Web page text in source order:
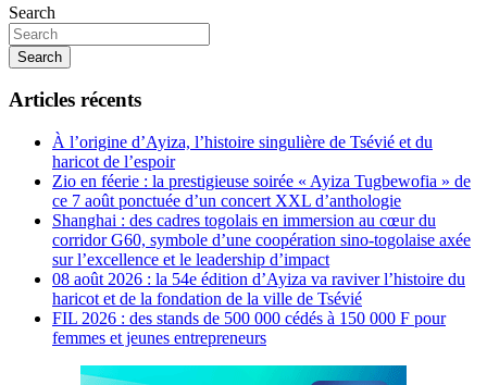
Search
Search
Articles récents
À l’origine d’Ayiza, l’histoire singulière de Tsévié et du
haricot de l’espoir
Zio en féerie : la prestigieuse soirée « Ayiza Tugbewofia » de
ce 7 août ponctuée d’un concert XXL d’anthologie
Shanghai : des cadres togolais en immersion au cœur du
corridor G60, symbole d’une coopération sino-togolaise axée
sur l’excellence et le leadership d’impact
08 août 2026 : la 54e édition d’Ayiza va raviver l’histoire du
haricot et de la fondation de la ville de Tsévié
FIL 2026 : des stands de 500 000 cédés à 150 000 F pour
femmes et jeunes entrepreneurs